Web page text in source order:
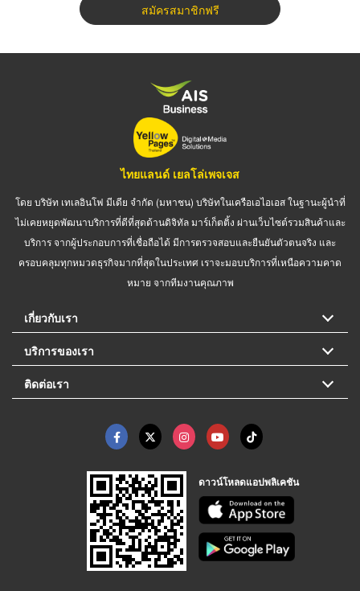
สมัครสมาชิกฟรี
ไทยแลนด์ เยลโล่เพจเจส
โดย บริษัท เทเลอินโฟ มีเดีย จำกัด (มหาชน) บริษัทในเครือเอไอเอส ในฐานะผู้นำที่
ไม่เคยหยุดพัฒนาบริการที่ดีที่สุดด้านดิจิทัล มาร์เก็ตติ้ง ผ่านเว็บไซต์รวมสินค้าและ
บริการ จากผู้ประกอบการที่เชื่อถือได้ มีการตรวจสอบและยืนยันตัวตนจริง และ
ครอบคลุมทุกหมวดธุรกิจมากที่สุดในประเทศ เราจะมอบบริการที่เหนือความคาด
หมาย จากทีมงานคุณภาพ
เกี่ยวกับเรา
บริการของเรา
ติดต่อเรา
ดาวน์โหลดแอปพลิเคชัน